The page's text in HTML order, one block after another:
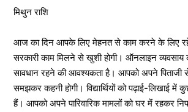
मिथुन राशि
आज का दिन आपके लिए मेहनत से काम करने के लिए
सरकारी काम मिलने से खुशी होगी। ऑनलाइन व्यवसाय
सावधान रहने की आवश्यकता है। आपको अपने पिताजी
समझकर कहनी होगी। विद्यार्थियों को पढ़ाई-लिखाई
हैं। आपको अपने पारिवारिक मामलों को घर में रहकर